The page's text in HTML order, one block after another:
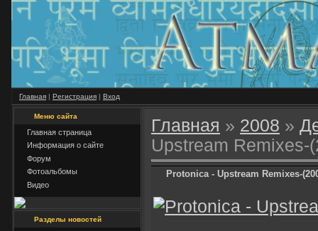
Главная | Регистрация | Вход
Меню сайта
Главная страница
Информация о сайте
Форум
Фотоальбомы
Видео
Разделы новостей
Главная » 2008 »
Upstream Remixes-
Protonica - Upstream Remixes-